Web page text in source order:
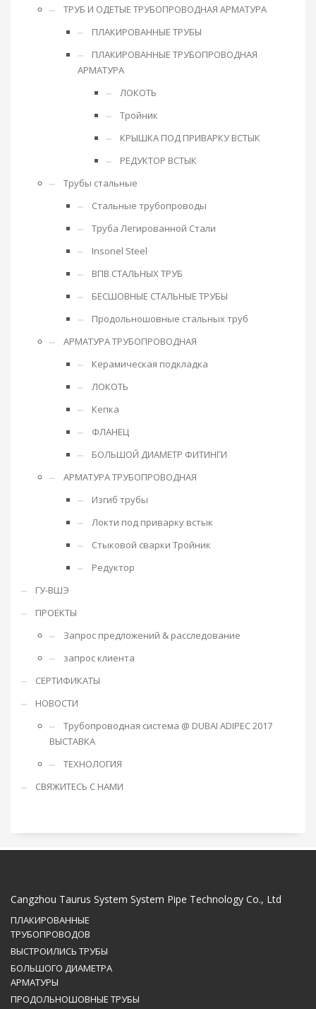
ТРУБ И ОДЕТЫЕ ТРУБОПРОВОДНАЯ АРМАТУРА
ПЛАКИРОВАННЫЕ ТРУБЫ
ПЛАКИРОВАННЫЕ ТРУБОПРОВОДНАЯ
АРМАТУРА
ЛОКОТЬ
Тройник
КРЫШКА ПОД ПРИВАРКУ ВСТЫК
РЕДУКТОР ВСТЫК
Трубы стальные
Стальные трубопроводы
Труба Легированной Стали
Insonel Steel
ВПВ СТАЛЬНЫХ ТРУБ
БЕСШОВНЫЕ СТАЛЬНЫЕ ТРУБЫ
Продольношовные стальных труб
АРМАТУРА ТРУБОПРОВОДНАЯ
Керамическая подкладка
ЛОКОТЬ
Кепка
ФЛАНЕЦ
БОЛЬШОЙ ДИАМЕТР ФИТИНГИ
АРМАТУРА ТРУБОПРОВОДНАЯ
Изгиб трубы
Локти под приварку встык
Стыковой сварки Тройник
Редуктор
ГУ-ВШЭ
ПРОЕКТЫ
Запрос предложений & расследование
запрос клиента
СЕРТИФИКАТЫ
НОВОСТИ
Трубопроводная система @ DUBAI ADIPEC 2017
ВЫСТАВКА
ТЕХНОЛОГИЯ
СВЯЖИТЕСЬ С НАМИ
Cangzhou Taurus System System Pipe Technology Co., Ltd
ПЛАКИРОВАННЫЕ
ТРУБОПРОВОДОВ
ВЫСТРОИЛИСЬ ТРУБЫ
БОЛЬШОГО ДИАМЕТРА
АРМАТУРЫ
ПРОДОЛЬНОШОВНЫЕ ТРУБЫ